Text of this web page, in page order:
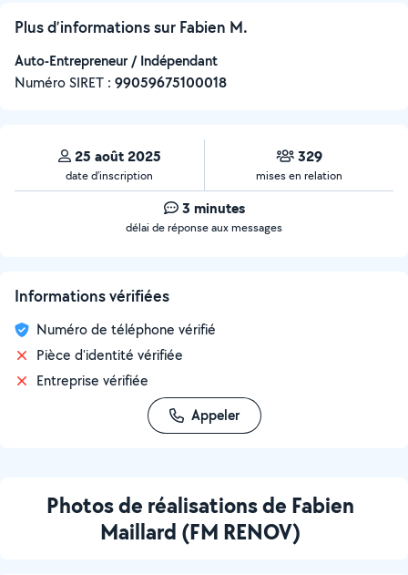
Plus d’informations sur Fabien M.
Auto-Entrepreneur / Indépendant
Numéro SIRET : ‍99059675100018
25 août 2025
date d’inscription
329
mises en relation
3 minutes
délai de réponse aux messages
Informations vérifiées
Numéro de téléphone vérifié
Pièce d'identité vérifiée
Entreprise vérifiée
Appeler
Photos de réalisations de Fabien
Maillard (FM RENOV)